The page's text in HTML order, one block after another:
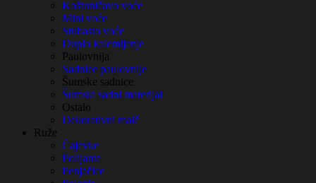
Koštuničavo voće
Mini voće
Stubasto voće
Duplo kalemljenje
Paulovnija
Sadnice paulovnije
Šumske sadnice
Šumski sadni materijal
Ostalo
Dekorativni malč
Ruže
Čajevke
Polijante
Penjačice